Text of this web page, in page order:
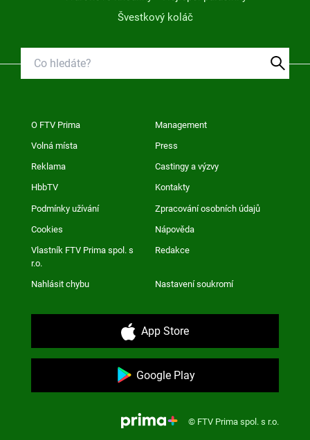
Švestkový koláč
O FTV Prima Management
Volná místa Press
Reklama Castingy a výzvy
HbbTV Kontakty
Podmínky užívání Zpracování osobních údajů
Cookies Nápověda
Vlastník FTV Prima spol. s
r.o.
Redakce
Nahlásit chybu Nastavení soukromí
App Store
Google Play
© FTV Prima spol. s r.o.